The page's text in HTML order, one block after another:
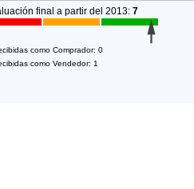
final a partir del 2013: 7
como Comprador: 0
como Vendedor: 1